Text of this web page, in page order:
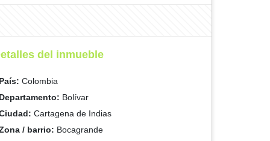
del inmueble
Colombia
Bolívar
Cartagena de Indias
/ barrio: Bocagrande